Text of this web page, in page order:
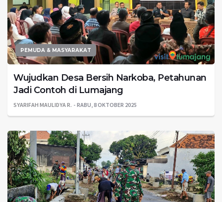
PEMUDA & MASYARAKAT
Wujudkan Desa Bersih Narkoba, Petahunan
Jadi Contoh di Lumajang
SYARIFAH MAULIDYA R. RABU, 8 OKTOBER 2025